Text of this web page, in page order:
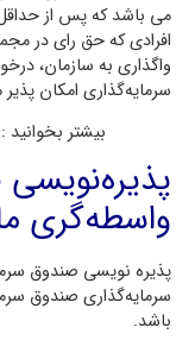
می باشد که پس از
افرادی که حق رای در
واگذاری به سازمان،
سرمایه‌گذاری امکان
بیشتر بخوانید :
واسطه‌گری
پذیره نویسی صندوق
باشد.